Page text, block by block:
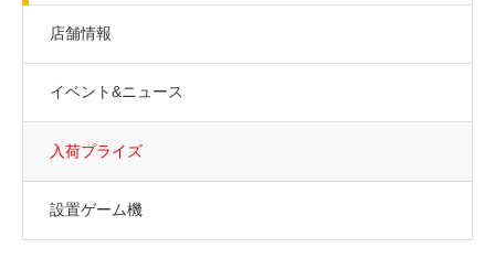
店舗情報
イベント&ニュース
入荷プライズ
設置ゲーム機